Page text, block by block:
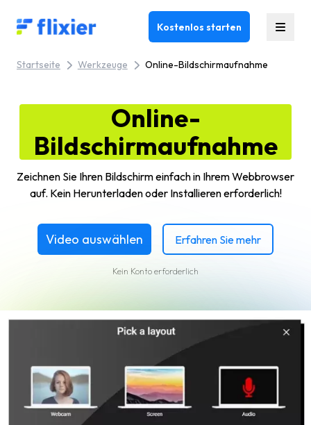
Flixier logo - Home Kostenlos starten
Startseite Werkzeuge Online-Bildschirmaufnahme
Online-
Bildschirmaufnahme
Zeichnen Sie Ihren Bildschirm einfach in Ihrem Webbrowser
auf. Kein Herunterladen oder Installieren erforderlich!
Video auswählen Erfahren Sie mehr
Kein Konto erforderlich